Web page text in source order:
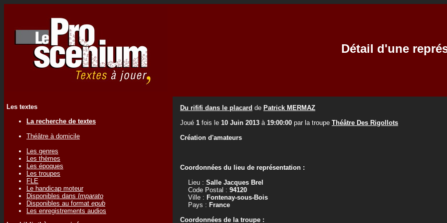
Détail d'une
Les textes
La recherche de textes
Théâtre à domicile
Les genres
Les thèmes
Les époques
Les troupes
FLE
Le handicap moteur
Disponibles dans Imparato
Disponibles au format epub
Les enregistrements audios
Du rififi dans le placard de Patrick MERMAZ
Joué 1 fois le 10 Juin 2013 à 19:00:00 par la troupe Théâtre Des Rigollots
Création d'amateurs
Coordonnées du lieu de représentation :
Lieu : Salle Jacques Brel
Code Postal : 94120
Ville : Fontenay-sous-Bois
Pays : France
Coordonnées de la troupe :